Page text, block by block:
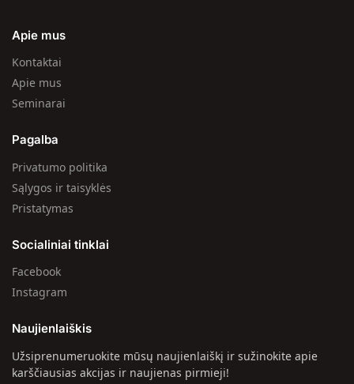
Apie mus
Kontaktai
Apie mus
Seminarai
Pagalba
Privatumo politika
Sąlygos ir taisyklės
Pristatymas
Socialiniai tinklai
Facebook
Instagram
Naujienlaiškis
Užsiprenumeruokite mūsų naujienlaiškį ir sužinokite apie
karščiausias akcijas ir naujienas pirmieji!